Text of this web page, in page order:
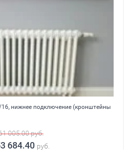
нижнее подключение (кронштейны
005.00руб.
684.40 руб.